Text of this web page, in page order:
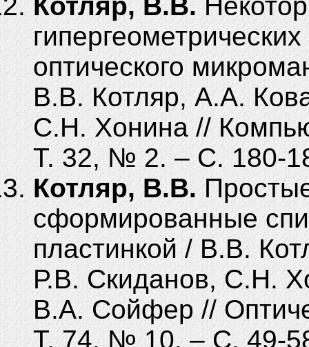
оптического
В.В. Котляр, А.А.
С.Н. Хонина //
Т. 32, № 2. – С. 180-
Котляр, В.В.
сформированные
пластинкой / В.В.
Р.В. Скиданов, С.Н.
В.А. Сойфер //
Т. 74, № 10. – С. 49-